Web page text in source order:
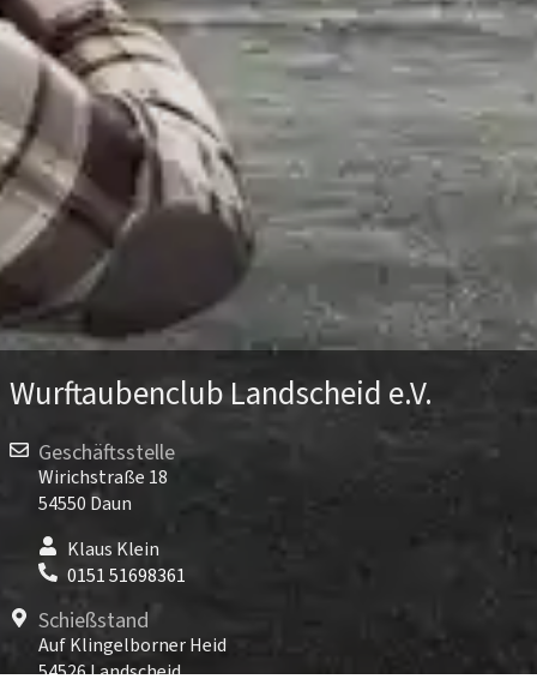
Wurftaubenclub Landscheid e.V.
Geschäftsstelle
Wirichstraße 18
54550 Daun
Klaus Klein
0151 51698361
Schießstand
Auf Klingelborner Heid
54526 Landscheid